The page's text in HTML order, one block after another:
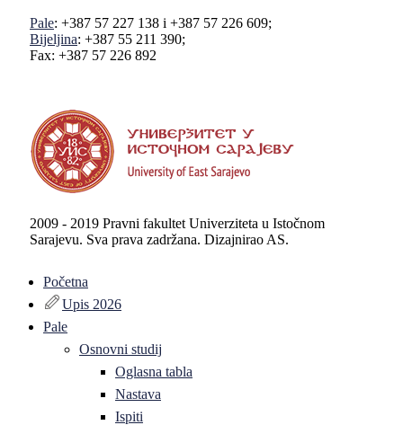
Pale: +387 57 227 138 i +387 57 226 609;
Bijeljina: +387 55 211 390;
Fax: +387 57 226 892
2009 - 2019 Pravni fakultet Univerziteta u Istočnom
Sarajevu. Sva prava zadržana. Dizajnirao AS.
Početna
Upis 2026
Pale
Osnovni studij
Oglasna tabla
Nastava
Ispiti